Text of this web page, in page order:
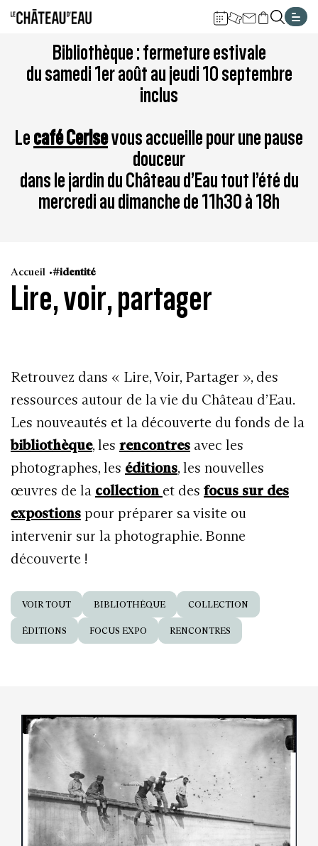
Aller
contenu
Aller
à
la
navigation
à
la
recherche
Aller
au
pied
plan
Bibliothèque : fermeture estivale
du samedi 1er août au jeudi 10 septembre
inclus
Lecafé Cerisevous accueille pour une pause
douceur
dans le jardin du Château d’Eau tout l’été du
mercredi au dimanche de 11h30 à 18h
Accueil #identité
Lire, voir, partager
Retrouvez dans « Lire, Voir, Partager », des
ressources autour de la vie du Château d’Eau.
Les nouveautés et la découverte du fonds de la
bibliothèque, les rencontres avec les
photographes, les éditions, les nouvelles
œuvres de la collection et des focus sur des
expostions pour préparer sa visite ou
intervenir sur la photographie. Bonne
découverte !
VOIR TOUT BIBLIOTHÈQUE COLLECTION
ÉDITIONS FOCUS EXPO RENCONTRES